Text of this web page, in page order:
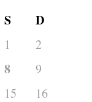
S D
1
2
8
9
15
16